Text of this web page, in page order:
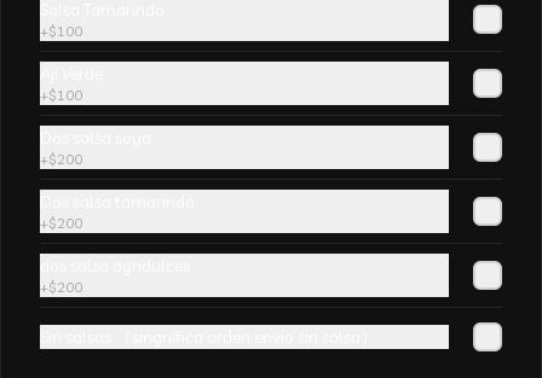
champiñones y surtido de verduras. sin
Arroz Chaufán CURRY
+$100
+$100
+$200
+$200
+$200